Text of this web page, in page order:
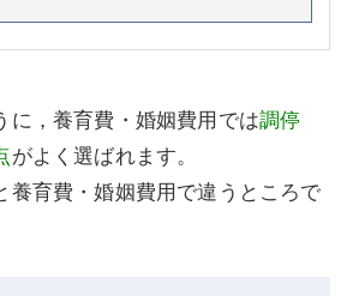
に，養育費・婚姻費用では調停
がよく選ばれます。
養育費・婚姻費用で違うところで